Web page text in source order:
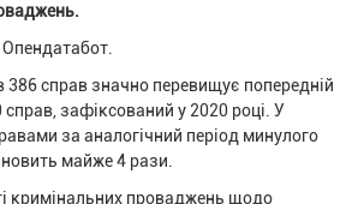
386 справ значно перевищує попередній
справ, зафіксований у 2020 році. У
за аналогічний період минулого
майже 4 рази.
кримінальних проваджень щодо